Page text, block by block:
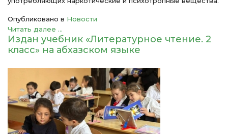
Опубликовано в Новости
Читать далее ...
Издан учебник «Литературное чтение. 2
класс» на абхазском языке